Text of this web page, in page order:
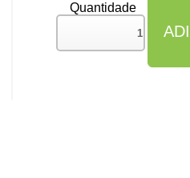
Quantidade